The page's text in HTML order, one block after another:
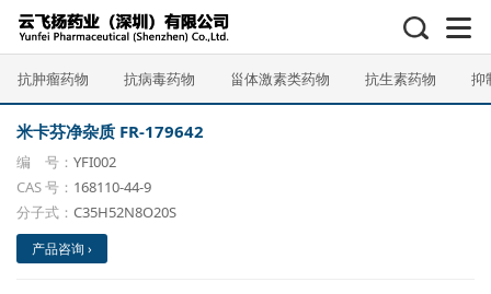
抗肿瘤药物 抗病毒药物 甾体激素类药物 抗生素药物 抑
米卡芬净杂质 FR-179642
编 号： YFI002
CAS 号： 168110-44-9
分子式： C35H52N8O20S
产品咨询 ›